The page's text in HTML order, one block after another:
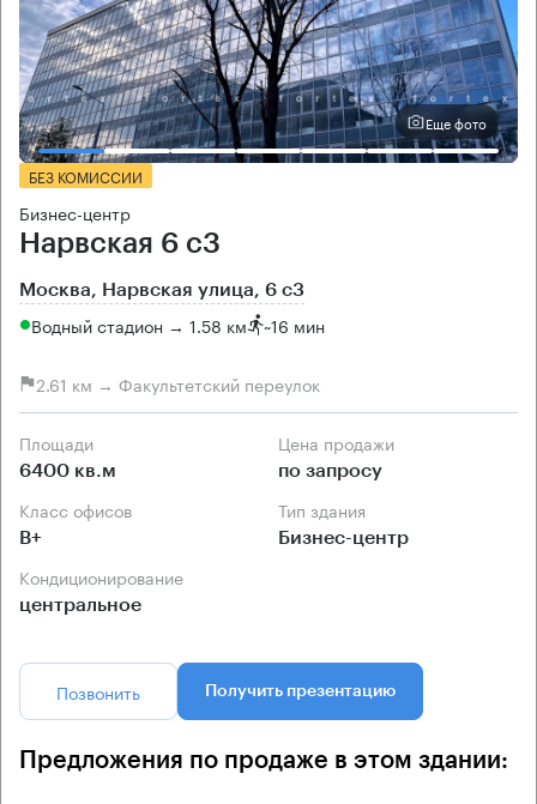
Еще фото
БЕЗ КОМИССИИ
Бизнес-центр
Нарвская 6 с3
Москва, Нарвская улица, 6 с3
Водный стадион → 1.58 км ~16 мин
2.61 км → Факультетский переулок
Площади
6400 кв.м
Цена продажи
по запросу
Класс офисов
B+
Тип здания
Бизнес-центр
Кондиционирование
центральное
Позвонить Получить презентацию
Предложения по продаже в этом здании: